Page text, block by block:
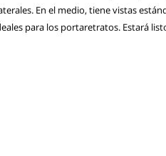
En el medio, tiene vistas
para los portaretratos. Estará